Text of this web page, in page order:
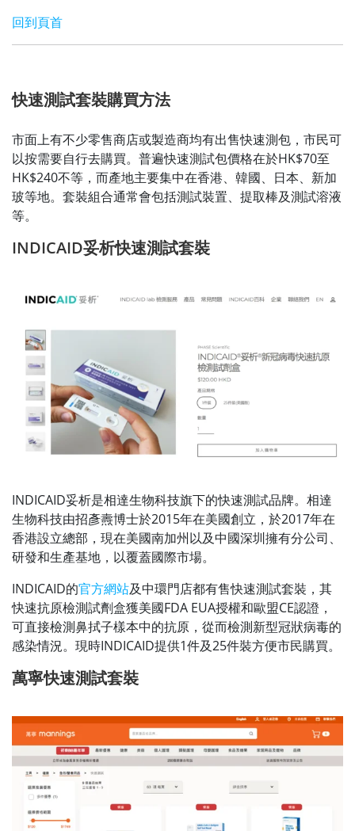
回到頁首
快速測試套裝購買方法
市面上有不少零售商店或製造商均有出售快速測包，市民可
以按需要自行去購買。普遍快速測試包價格在於HK$70至
HK$240不等，而產地主要集中在香港、韓國、日本、新加
玻等地。套裝組合通常會包括測試裝置、提取棒及測試溶液
等。
INDICAID妥析快速測試套裝
INDICAID妥析是相達⽣物科技旗下的快速測試品牌。相達
⽣物科技由招彥燾博⼠於2015年在美國創立，於2017年在
香港設立總部，現在美國南加州以及中國深圳擁有分公司、
研發和⽣產基地，以覆蓋國際市場。
INDICAID的官方網站及中環門店都有售快速測試套裝，其
快速抗原檢測試劑盒獲美國FDA EUA授權和歐盟CE認證，
可直接檢測鼻拭子樣本中的抗原，從而檢測新型冠狀病毒的
感染情況。現時INDICAID提供1件及25件裝方便市民購買。
萬寧快速測試套裝